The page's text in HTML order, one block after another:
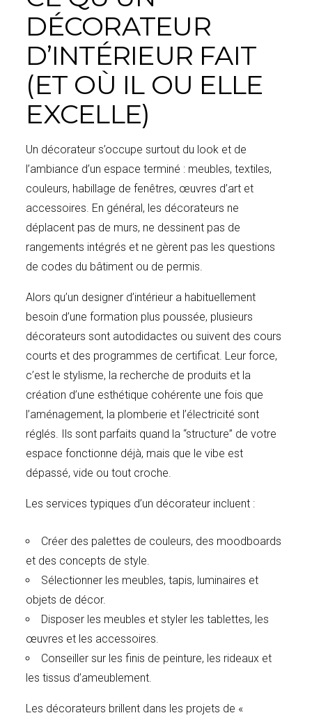
DÉCORATEUR
D’INTÉRIEUR FAIT
(ET OÙ IL OU ELLE
EXCELLE)
Un décorateur s’occupe surtout du look et de
l’ambiance d’un espace terminé : meubles, textiles,
couleurs, habillage de fenêtres, œuvres d’art et
accessoires. En général, les décorateurs ne
déplacent pas de murs, ne dessinent pas de
rangements intégrés et ne gèrent pas les questions
de codes du bâtiment ou de permis.
Alors qu’un designer d’intérieur a habituellement
besoin d’une formation plus poussée, plusieurs
décorateurs sont autodidactes ou suivent des cours
courts et des programmes de certificat. Leur force,
c’est le stylisme, la recherche de produits et la
création d’une esthétique cohérente une fois que
l’aménagement, la plomberie et l’électricité sont
réglés. Ils sont parfaits quand la “structure” de votre
espace fonctionne déjà, mais que le vibe est
dépassé, vide ou tout croche.
Les services typiques d’un décorateur incluent :
Créer des palettes de couleurs, des moodboards
et des concepts de style.
Sélectionner les meubles, tapis, luminaires et
objets de décor.
Disposer les meubles et styler les tablettes, les
œuvres et les accessoires.
Conseiller sur les finis de peinture, les rideaux et
les tissus d’ameublement.
Les décorateurs brillent dans les projets de «